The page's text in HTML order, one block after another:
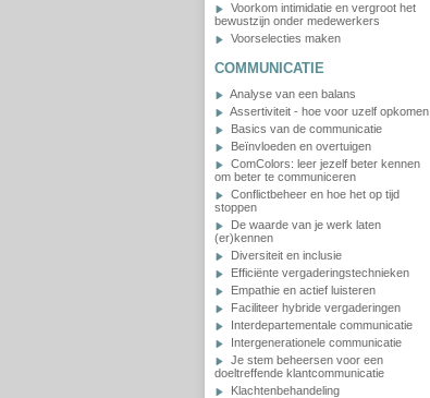
Voorkom intimidatie en vergroot het
bewustzijn onder medewerkers
Voorselecties maken
COMMUNICATIE
Analyse van een balans
Assertiviteit - hoe voor uzelf opkomen
Basics van de communicatie
Beïnvloeden en overtuigen
ComColors: leer jezelf beter kennen
om beter te communiceren
Conflictbeheer en hoe het op tijd
stoppen
De waarde van je werk laten
(er)kennen
Diversiteit en inclusie
Efficiënte vergaderingstechnieken
Empathie en actief luisteren
Faciliteer hybride vergaderingen
Interdepartementale communicatie
Intergenerationele communicatie
Je stem beheersen voor een
doeltreffende klantcommunicatie
Klachtenbehandeling